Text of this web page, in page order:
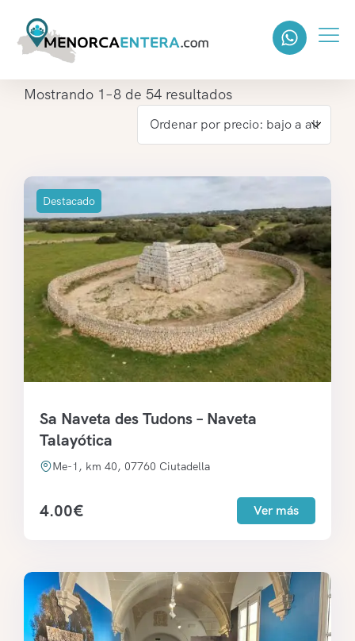
Mostrando 1–8 de 54 resultados
Destacado
Sa Naveta des Tudons – Naveta
Talayótica
Me-1, km 40, 07760 Ciutadella
4.00€ Ver más